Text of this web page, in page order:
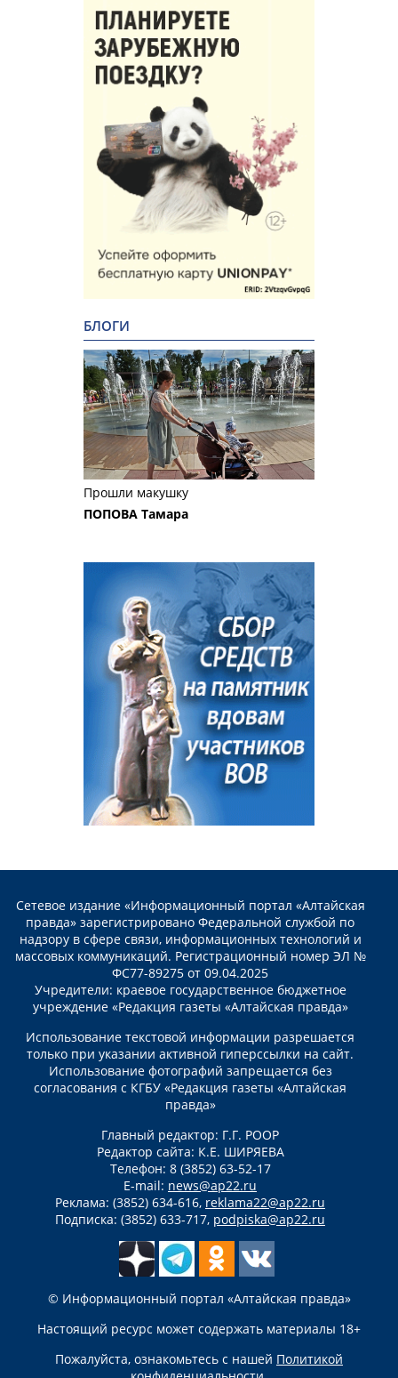
БЛОГИ
Прошли макушку
ПОПОВА Тамара
Сетевое издание «Информационный портал «Алтайская
правда» зарегистрировано Федеральной службой по
надзору в сфере связи, информационных технологий и
массовых коммуникаций. Регистрационный номер ЭЛ №
ФС77-89275 от 09.04.2025
Учредители: краевое государственное бюджетное
учреждение «Редакция газеты «Алтайская правда»
Использование текстовой информации разрешается
только при указании активной гиперссылки на сайт.
Использование фотографий запрещается без
согласования с КГБУ «Редакция газеты «Алтайская
правда»
Главный редактор: Г.Г. РООР
Редактор сайта: К.Е. ШИРЯЕВА
Телефон: 8 (3852) 63-52-17
E-mail: news@ap22.ru
Реклама: (3852) 634-616, reklama22@ap22.ru
Подписка: (3852) 633-717, podpiska@ap22.ru
© Информационный портал «Алтайская правда»
Настоящий ресурс может содержать материалы 18+
Пожалуйста, ознакомьтесь с нашей Политикой